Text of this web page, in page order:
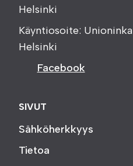
Helsinki
Käyntiosoite:
Helsinki
Facebook
SIVUT
Sähköherkkyys
Tietoa